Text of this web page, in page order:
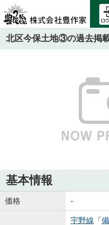
北区今保土地③の過去掲
基本情報
価格 -
宇野線 「